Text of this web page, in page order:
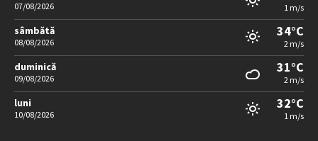
07/08/2026 1 m/s
sâmbătă
08/08/2026
34°C
2 m/s
duminică
09/08/2026
31°C
2 m/s
luni
10/08/2026
32°C
1 m/s